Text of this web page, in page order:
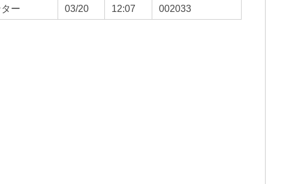
ー 03/20 12:07 002033